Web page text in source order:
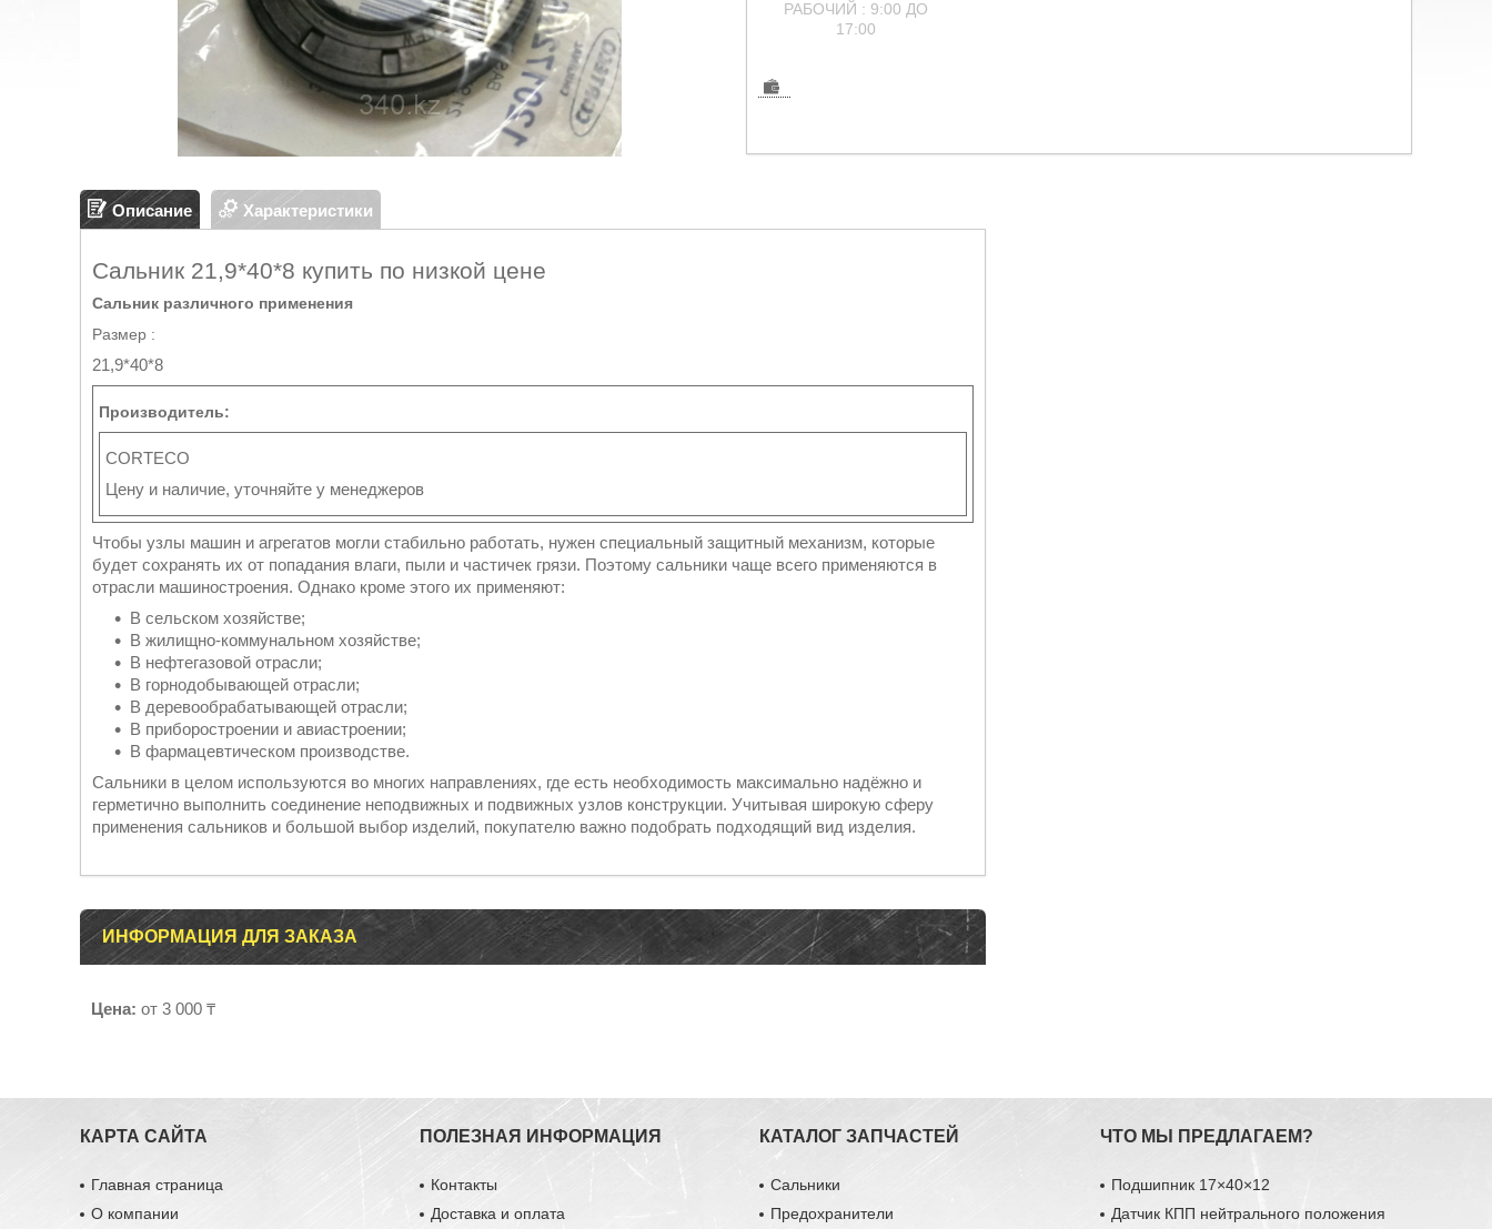
РАБОЧИЙ : 9:00 ДО
17:00
Описание Характеристики
Сальник 21,9*40*8 купить по низкой цене
Сальник различного применения
Размер :
21,9*40*8
Производитель:
CORTECO
Цену и наличие, уточняйте у менеджеров
Чтобы узлы машин и агрегатов могли стабильно работать, нужен специальный защитный механизм, которые
будет сохранять их от попадания влаги, пыли и частичек грязи. Поэтому сальники чаще всего применяются в
отрасли машиностроения. Однако кроме этого их применяют:
В сельском хозяйстве;
В жилищно-коммунальном хозяйстве;
В нефтегазовой отрасли;
В горнодобывающей отрасли;
В деревообрабатывающей отрасли;
В приборостроении и авиастроении;
В фармацевтическом производстве.
Сальники в целом используются во многих направлениях, где есть необходимость максимально надёжно и
герметично выполнить соединение неподвижных и подвижных узлов конструкции. Учитывая широкую сферу
применения сальников и большой выбор изделий, покупателю важно подобрать подходящий вид изделия.
ИНФОРМАЦИЯ ДЛЯ ЗАКАЗА
Цена: от 3 000 ₸
КАРТА САЙТА
Главная страница
О компании
ПОЛЕЗНАЯ ИНФОРМАЦИЯ
Контакты
Доставка и оплата
КАТАЛОГ ЗАПЧАСТЕЙ
Сальники
Предохранители
ЧТО МЫ ПРЕДЛАГАЕМ?
Подшипник 17×40×12
Датчик КПП нейтрального положения